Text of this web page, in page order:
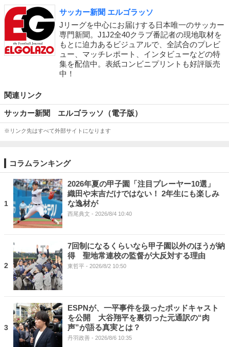
サッカー新聞 エルゴラッソ
Jリーグを中心にお届けする日本唯一のサッカー
専門新聞。J1J2全40クラブ番記者の現地取材を
もとに迫力あるビジュアルで、全試合のプレビ
ュー、マッチレポート、インタビューなどの特
集を配信中。表紙コンビニプリントも好評販売
中！
関連リンク
サッカー新聞 エルゴラッソ（電子版）
※リンク先はすべて外部サイトになります
コラムランキング
1
2026年夏の甲子園「注目プレーヤー10選」
織田や末吉だけではない！ 2年生にも楽しみ
な逸材が
西尾典文 - 2026/8/4 10:40
2
7回制になるくらいなら甲子園以外のほうが納
得 聖地常連校の監督が大反対する理由
東哲平 - 2026/8/2 10:50
3
ESPNが、一平事件を扱ったポッドキャスト
を公開 大谷翔平を裏切った元通訳の“肉
声”が語る真実とは？
丹羽政善 - 2026/8/6 10:35